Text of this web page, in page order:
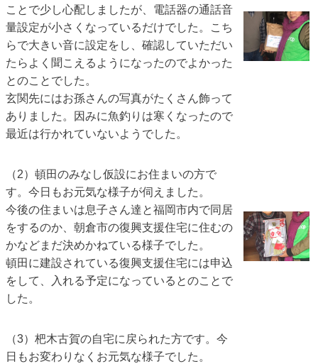
ことで少し心配しましたが、電話器の通話音
量設定が小さくなっているだけでした。
こち
らで大きい音に設定をし、確認していただい
たらよく聞こえるようになったのでよかった
とのことでした。
玄関先にはお孫さんの写真がたくさん飾って
ありました。因みに魚釣りは寒くなったので
最近は行かれていないようでした。
（2）頓田のみなし仮設にお住まいの方で
す。今日もお元気な様子が伺えました。
今後の住まいは息子さん達と福岡市内で同居
をするのか、朝倉市の復興支援住宅に住むの
かなどまだ決めかねている様子でした。
頓田に建設されている復興支援住宅には申込
をして、入れる予定になっているとのことで
した。
（3）杷木古賀の自宅に戻られた方です。今
日もお変わりなくお元気な様子でした。